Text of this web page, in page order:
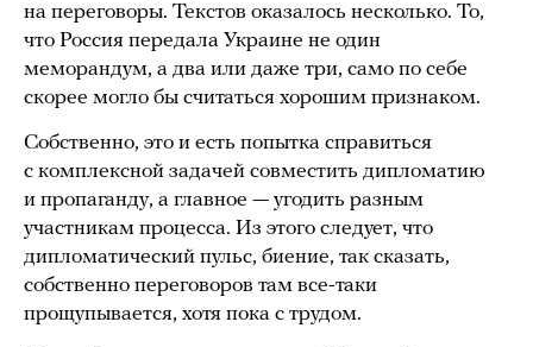
на переговоры. Текстов оказалось несколько. То,
что Россия передала Украине не один
меморандум, а два или даже три, само по себе
скорее могло бы считаться хорошим признаком.
Собственно, это и есть попытка справиться
с комплексной задачей совместить дипломатию
и пропаганду, а главное — угодить разным
участникам процесса. Из этого следует, что
дипломатический пульс, биение, так сказать,
собственно переговоров там все-таки
прощупывается, хотя пока с трудом.